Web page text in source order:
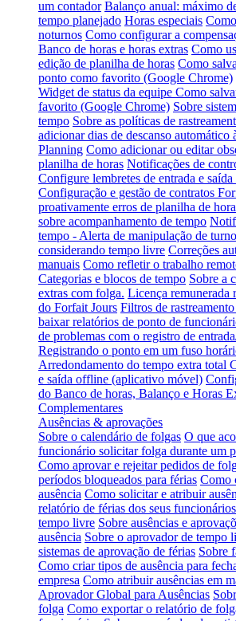
um contador Balanço anual: máximo
tempo planejado Horas especiais
noturnos Como configurar a
Banco de horas e horas extras Como
edição de planilha de horas Como
ponto como favorito (Google Chrome)
Widget de status da equipe Como
favorito (Google Chrome) Sobre
tempo Sobre as políticas de
adicionar dias de descanso automático
Planning Como adicionar ou editar
planilha de horas Notificações de
Configure lembretes de entrada e
Configuração e gestão de contratos
proativamente erros de planilha de
sobre acompanhamento de tempo
tempo - Alerta de manipulação de turno
considerando tempo livre Correções
manuais Como refletir o trabalho
Categorias e blocos de tempo Sobre a
extras com folga. Licença remunerada
do Forfait Jours Filtros de
baixar relatórios de ponto de
de problemas com o registro de
Registrando o ponto em um fuso
Arredondamento do tempo extra total
e saída offline (aplicativo móvel)
do Banco de horas, Balanço e Horas
Complementares
Ausências & aprovações
Sobre o calendário de folgas O que
funcionário solicitar folga durante um
Como aprovar e rejeitar pedidos de
períodos bloqueados para férias Como
ausência Como solicitar e atribuir
relatório de férias dos seus funcionários
tempo livre Sobre ausências e
ausência Sobre o aprovador de tempo
sistemas de aprovação de férias Sobre
Como criar tipos de ausência para
empresa Como atribuir ausências em
Aprovador Global para Ausências
folga Como exportar o relatório de